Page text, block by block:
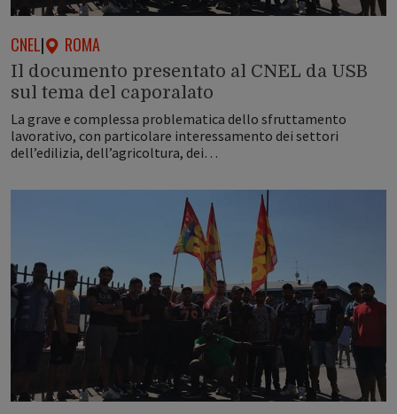
CNEL| ROMA
Il documento presentato al CNEL da USB
sul tema del caporalato
La grave e complessa problematica dello sfruttamento
lavorativo, con particolare interessamento dei settori
dell’edilizia, dell’agricoltura, dei…